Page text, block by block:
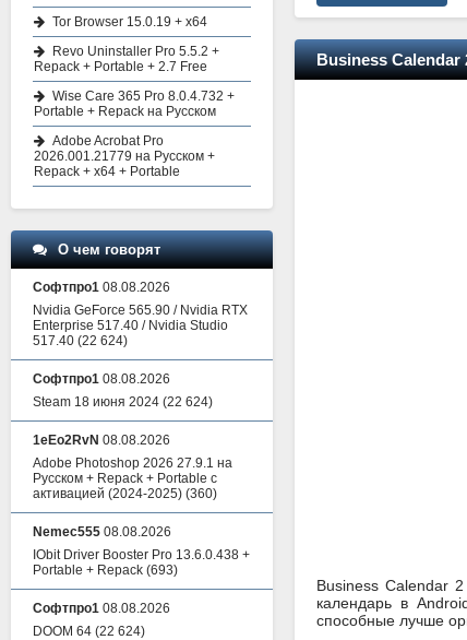
Business Calendar
Business Calendar
календарь в
способные лучше
Tor Browser 15.0.19 + x64
Revo Uninstaller Pro 5.5.2 +
Repack + Portable + 2.7 Free
Wise Care 365 Pro 8.0.4.732 +
Portable + Repack на Русском
Adobe Acrobat Pro
2026.001.21779 на Русском +
Repack + x64 + Portable
О чем говорят
Софтпро1 08.08.2026
Nvidia GeForce 565.90 / Nvidia RTX
Enterprise 517.40 / Nvidia Studio
517.40 (22 624)
Софтпро1 08.08.2026
Steam 18 июня 2024 (22 624)
1eEo2RvN 08.08.2026
Adobe Photoshop 2026 27.9.1 на
Русском + Repack + Portable с
активацией (2024-2025) (360)
Nemec555 08.08.2026
IObit Driver Booster Pro 13.6.0.438 +
Portable + Repack (693)
Софтпро1 08.08.2026
DOOM 64 (22 624)